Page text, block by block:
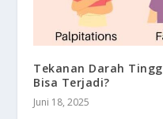
Tekanan Darah
Bisa Terjadi?
Juni 18, 2025